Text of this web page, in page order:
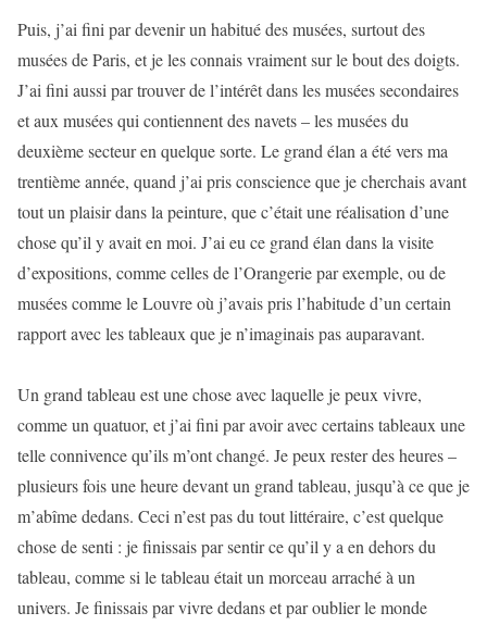
Puis, j’ai fini par devenir un habitué des musées, surtout des
musées de Paris, et je les connais vraiment sur le bout des doigts.
J’ai fini aussi par trouver de l’intérêt dans les musées secondaires
et aux musées qui contiennent des navets – les musées du
deuxième secteur en quelque sorte. Le grand élan a été vers ma
trentième année, quand j’ai pris conscience que je cherchais avant
tout un plaisir dans la peinture, que c’était une réalisation d’une
chose qu’il y avait en moi. J’ai eu ce grand élan dans la visite
d’expositions, comme celles de l’Orangerie par exemple, ou de
musées comme le Louvre où j’avais pris l’habitude d’un certain
rapport avec les tableaux que je n’imaginais pas auparavant.
Un grand tableau est une chose avec laquelle je peux vivre,
comme un quatuor, et j’ai fini par avoir avec certains tableaux une
telle connivence qu’ils m’ont changé. Je peux rester des heures –
plusieurs fois une heure devant un grand tableau, jusqu’à ce que je
m’abîme dedans. Ceci n’est pas du tout littéraire, c’est quelque
chose de senti : je finissais par sentir ce qu’il y a en dehors du
tableau, comme si le tableau était un morceau arraché à un
univers. Je finissais par vivre dedans et par oublier le monde